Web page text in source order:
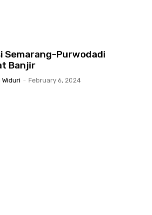
Semarang-Purwodadi
Banjir
- February 6, 2024